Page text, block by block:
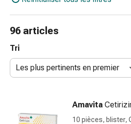
de
compression
Bandages,
rubans
96 articles
Tri
Les plus pertinents en premier
Amavita
10 pièces, blister,